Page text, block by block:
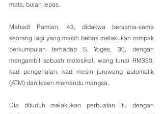
mata, bulan lepas.
Mahadi Ramlan, 43, didakwa bersama-sama
seorang lagi yang masih bebas melakukan rompak
berkumpulan terhadap S. Yoges, 30, dengan
mengambil sebuah motosikal, wang tunai RM350,
kad pengenalan, kad mesin juruwang automatik
(ATM) dan lesen memandu mangsa.
Dia dituduh melakukan perbuatan itu dengan